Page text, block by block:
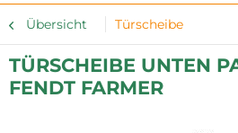
Übersicht Türscheibe
TÜRSCHEIBE UNTEN
FENDT FARMER